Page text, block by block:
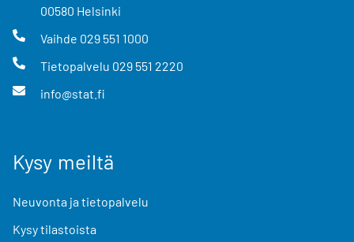
00580 Helsinki
Vaihde 029 551 1000
Tietopalvelu 029 551 2220
info@stat.fi
Kysy meiltä
Neuvonta ja tietopalvelu
Kysy tilastoista